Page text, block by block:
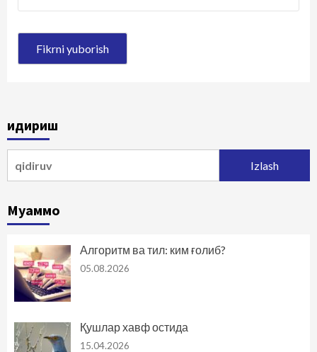
Қидириш
Муаммо
Алгоритм ва тил: ким ғолиб?
05.08.2026
Қушлар хавф остида
15.04.2026